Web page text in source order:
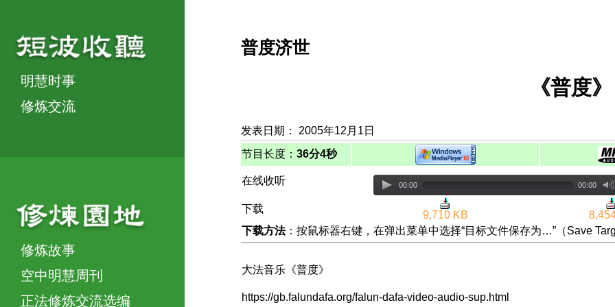
明慧时事
修炼交流
修炼故事
空中明慧周刊
正法修炼交流选编
普度济世
《普度》
发表日期： 2005年12月1日
节目长度： 36分4秒
在线收听 00:00 00:00
下载
9,710 KB
下载方法：按鼠标器右键，在弹出菜单中选择“目标文件保存为…”（Save
大法音乐《普度》
https://gb.falundafa.org/falun-dafa-video-audio-sup.html